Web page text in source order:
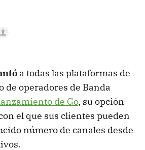
a todas las plataformas de
de operadores de Banda
de Go, su opción
el que sus clientes pueden
número de canales desde